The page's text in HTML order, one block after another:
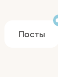
Посты